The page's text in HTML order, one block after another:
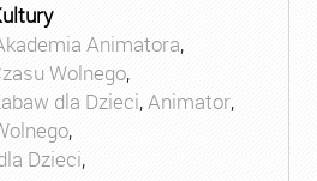
Animatora,
Wolnego,
dla Dzieci,Animator,
,
Dzieci,